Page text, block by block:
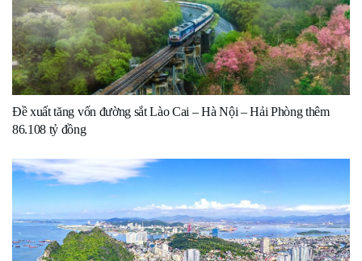
Đề xuất tăng vốn đường sắt Lào Cai – Hà Nội – Hải Phòng thêm
86.108 tỷ đồng